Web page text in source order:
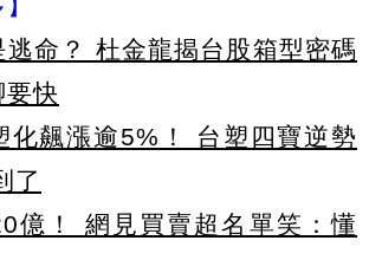
逃命？ 杜金龍揭台股箱型密碼
要快
化飆漲逾5%！ 台塑四寶逆勢
了
億！ 網見買賣超名單笑：懂